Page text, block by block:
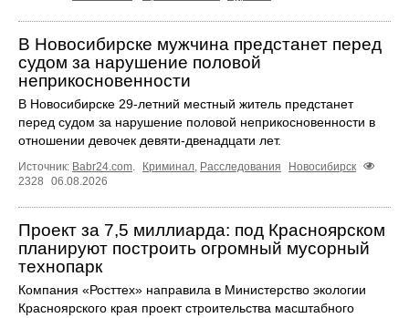
В Новосибирске мужчина предстанет перед
судом за нарушение половой
неприкосновенности
В Новосибирске 29-летний местный житель предстанет
перед судом за нарушение половой неприкосновенности в
отношении девочек девяти-двенадцати лет.
Источник: Babr24.com. Криминал, Расследования
Новосибирск
2328
06.08.2026
Проект за 7,5 миллиарда: под Красноярском
планируют построить огромный мусорный
технопарк
Компания «Росттех» направила в Министерство экологии
Красноярского края проект строительства масштабного